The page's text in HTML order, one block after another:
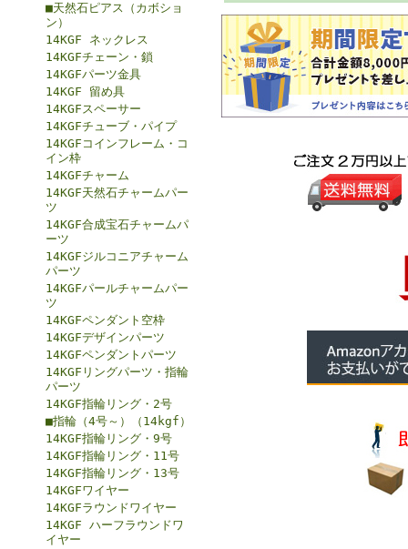
■天然石ピアス（カボショ
ン）
14KGF ネックレス
14KGFチェーン・鎖
14KGFパーツ金具
14KGF 留め具
14KGFスペーサー
14KGFチューブ・パイプ
14KGFコインフレーム・コ
イン枠
14KGFチャーム
14KGF天然石チャームパー
ツ
14KGF合成宝石チャームパ
ーツ
14KGFジルコニアチャーム
パーツ
14KGFパールチャームパー
ツ
14KGFペンダント空枠
14KGFデザインパーツ
14KGFペンダントパーツ
14KGFリングパーツ・指輪
パーツ
14KGF指輪リング・2号
■指輪（4号～）（14kgf）
14KGF指輪リング・9号
14KGF指輪リング・11号
14KGF指輪リング・13号
14KGFワイヤー
14KGFラウンドワイヤー
14KGF ハーフラウンドワ
イヤー